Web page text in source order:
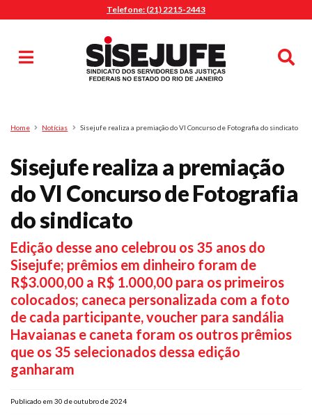
Telefone: (21) 2215-2443
Pesquisa
Home Notícias Sisejufe realiza a premiação do VI Concurso de Fotografia do sindicato
Sisejufe realiza a premiação
do VI Concurso de Fotografia
do sindicato
Edição desse ano celebrou os 35 anos do
Sisejufe; prêmios em dinheiro foram de
R$3.000,00 a R$ 1.000,00 para os primeiros
colocados; caneca personalizada com a foto
de cada participante, voucher para sandália
Havaianas e caneta foram os outros prêmios
que os 35 selecionados dessa edição
ganharam
Publicado em 30 de outubro de 2024
MENU
Sindicalize-se
Diretoria
O Sindicato
Agenda
Casa do Alto
Sede Campestre
Nossos Convênios
Gympass Wellhub
Seguro Auto
Plano de Saúde
Assistência Funeral
Pós-graduação